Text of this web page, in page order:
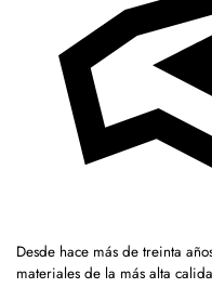
Desde hace más de treinta
materiales de la más alta